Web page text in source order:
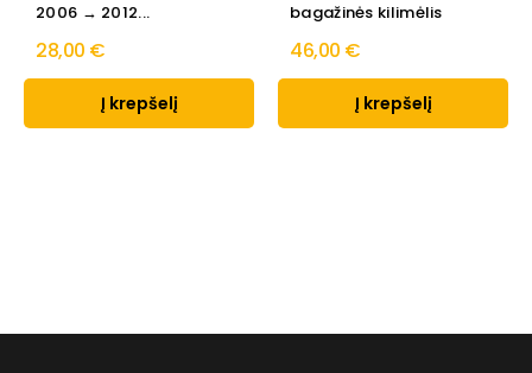
2006 → 2012...
28,00 €
Į krepšelį
bagažinės kilimėlis
46,00 €
Į krepšelį